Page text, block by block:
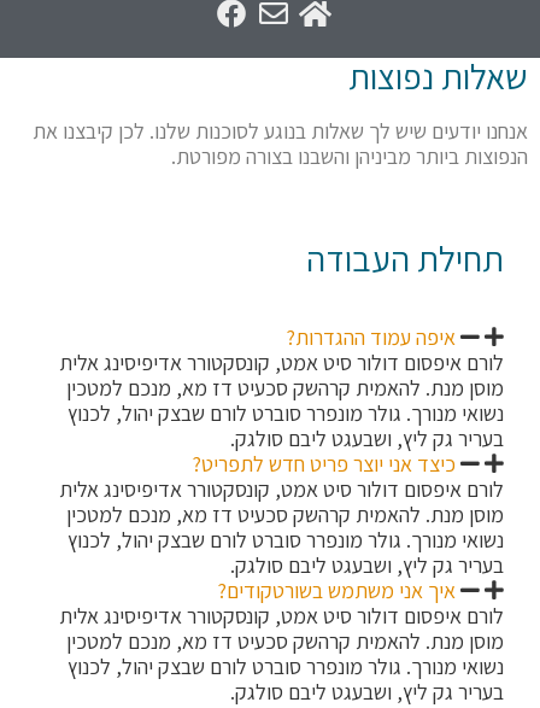
שאלות נפוצות
אנחנו יודעים שיש לך שאלות בנוגע לסוכנות שלנו. לכן קיבצנו את
הנפוצות ביותר מביניהן והשבנו בצורה מפורטת.
תחילת העבודה
איפה עמוד ההגדרות?
לורם איפסום דולור סיט אמט, קונסקטורר אדיפיסינג אלית
מוסן מנת. להאמית קרהשק סכעיט דז מא, מנכם למטכין
נשואי מנורך. גולר מונפרר סוברט לורם שבצק יהול, לכנוץ
בעריר גק ליץ, ושבעגט ליבם סולגק.
כיצד אני יוצר פריט חדש לתפריט?
לורם איפסום דולור סיט אמט, קונסקטורר אדיפיסינג אלית
מוסן מנת. להאמית קרהשק סכעיט דז מא, מנכם למטכין
נשואי מנורך. גולר מונפרר סוברט לורם שבצק יהול, לכנוץ
בעריר גק ליץ, ושבעגט ליבם סולגק.
איך אני משתמש בשורטקודים?
לורם איפסום דולור סיט אמט, קונסקטורר אדיפיסינג אלית
מוסן מנת. להאמית קרהשק סכעיט דז מא, מנכם למטכין
נשואי מנורך. גולר מונפרר סוברט לורם שבצק יהול, לכנוץ
בעריר גק ליץ, ושבעגט ליבם סולגק.